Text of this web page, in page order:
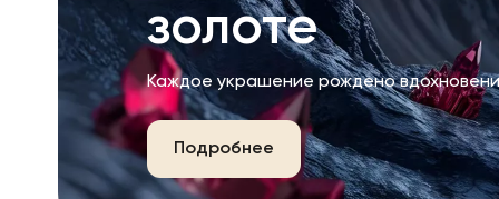
золоте
Каждое украшение рождено
Подробнее